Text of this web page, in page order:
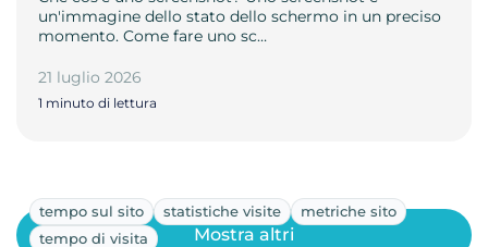
un'immagine dello stato dello schermo in un preciso
momento. Come fare uno sc…
21 luglio 2026
1 minuto di lettura
tempo sul sito statistiche visite
metriche sito
tempo di visita
Mostra altri